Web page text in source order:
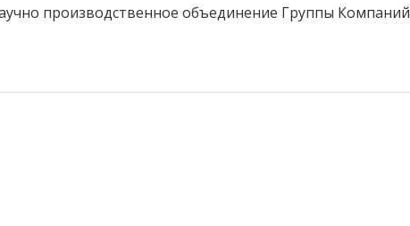
производственное объединение Группы Компаний